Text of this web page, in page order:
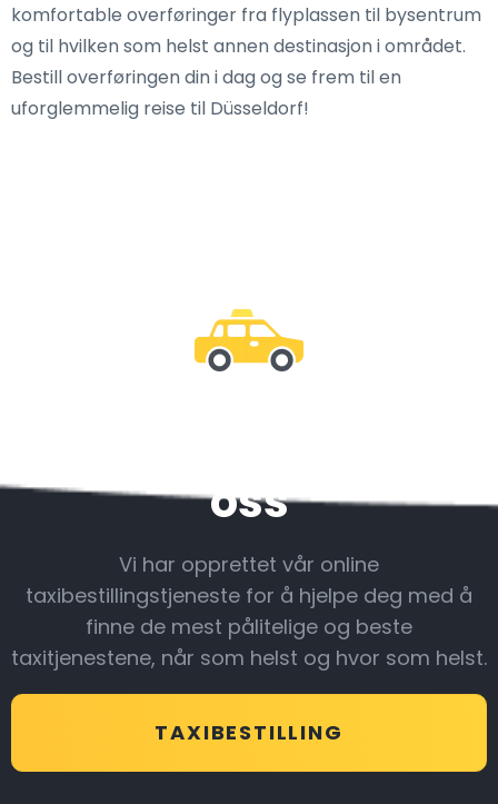
komfortable overføringer fra flyplassen til bysentrum
og til hvilken som helst annen destinasjon i området.
Bestill overføringen din i dag og se frem til en
uforglemmelig reise til Düsseldorf!
oss
Vi har opprettet vår online
taxibestillingstjeneste for å hjelpe deg med å
finne de mest pålitelige og beste
taxitjenestene, når som helst og hvor som helst.
TAXIBESTILLING